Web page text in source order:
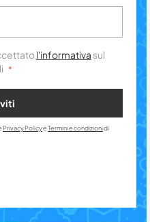
l'informativa sul
Privacy PolicyeTermini e condizionidi